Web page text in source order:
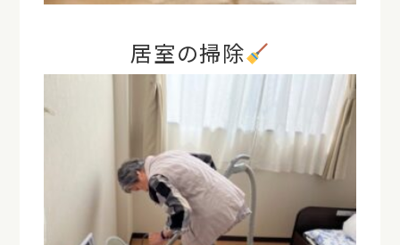
居室の掃除